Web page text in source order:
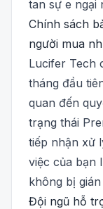
tan sự e ngại
Chính sách
người mua
Lucifer Tech
tháng đầu
quan đến
trạng thái
tiếp nhận xử
việc của bạn
không bị
Đội ngũ hỗ